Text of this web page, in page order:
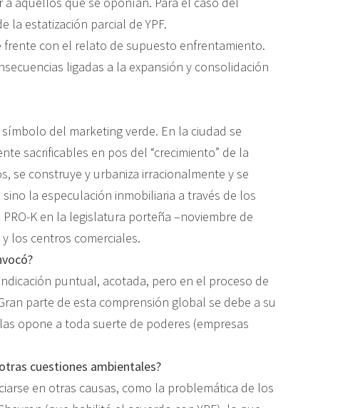
la estatización parcial de YPF.
con el relato de supuesto enfrentamiento.
ligadas a la expansión y consolidación
del marketing verde. En la ciudad se
sacrificables en pos del “crecimiento” de la
se construye y urbaniza irracionalmente y se
la especulación inmobiliaria a través de los
K en la legislatura porteña –noviembre de
los centros comerciales.
puntual, acotada, pero en el proceso de
parte de esta comprensión global se debe a su
opone a toda suerte de poderes (empresas
cuestiones ambientales?
en otras causas, como la problemática de los